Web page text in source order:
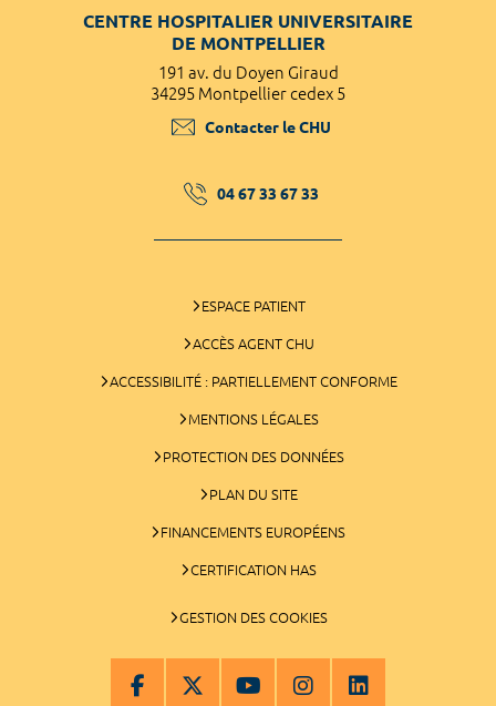
CENTRE HOSPITALIER UNIVERSITAIRE
DE MONTPELLIER
191 av. du Doyen Giraud
34295 Montpellier cedex 5
Contacter le CHU
04 67 33 67 33
ESPACE PATIENT
ACCÈS AGENT CHU
ACCESSIBILITÉ : PARTIELLEMENT CONFORME
MENTIONS LÉGALES
PROTECTION DES DONNÉES
PLAN DU SITE
FINANCEMENTS EUROPÉENS
CERTIFICATION HAS
GESTION DES COOKIES